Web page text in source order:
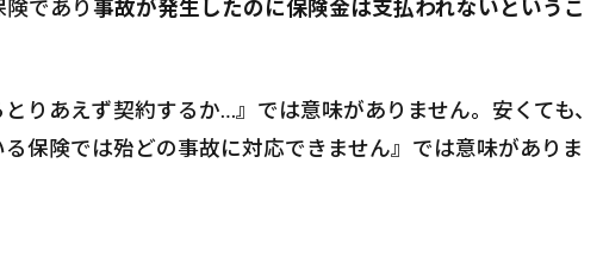
であり事故が発生したのに保険金は支払われないというこ
とりあえず契約するか…』では意味がありません。安くても、
る保険では殆どの事故に対応できません』では意味がありま